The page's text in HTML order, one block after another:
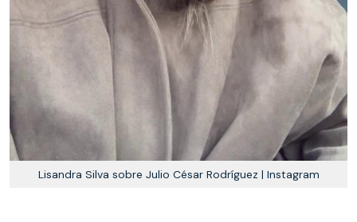
Lisandra Silva sobre Julio César Rodríguez | Instagram